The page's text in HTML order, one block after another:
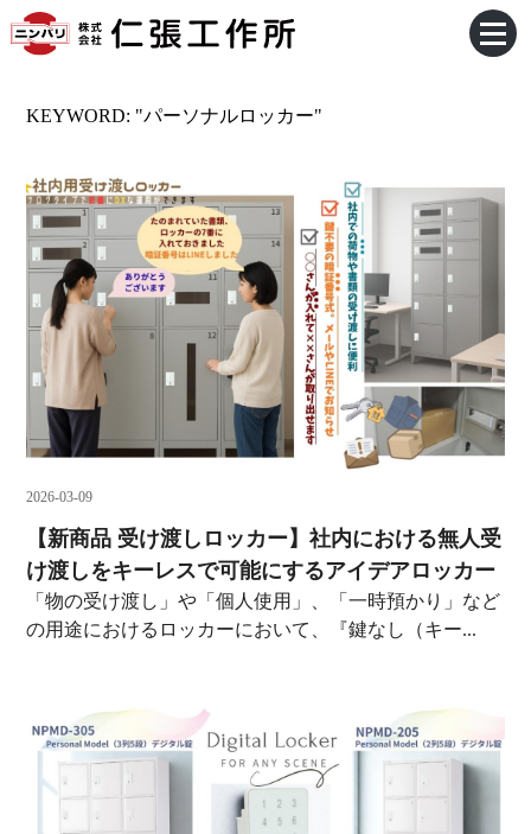
KEYWORD: "パーソナルロッカー"
2026-03-09
【新商品 受け渡しロッカー】社内における無人受
け渡しをキーレスで可能にするアイデアロッカー
「物の受け渡し」や「個人使用」、「一時預かり」など
の用途におけるロッカーにおいて、『鍵なし（キー...